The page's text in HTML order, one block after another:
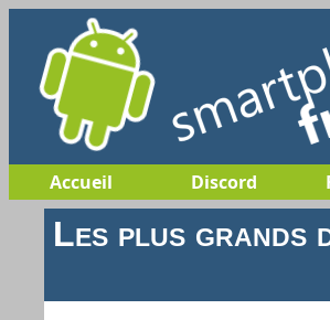
Accueil Discord
Les plus grands